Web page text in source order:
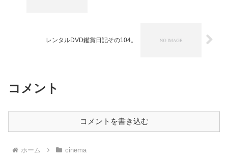
レンタルDVD鑑賞日記その104。
コメント
コメントを書き込む
ホーム cinema